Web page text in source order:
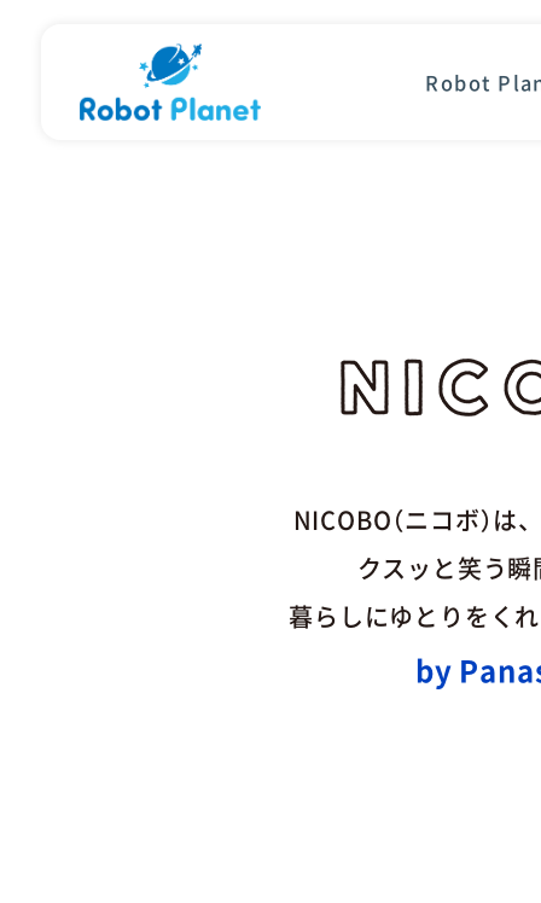
Robot
NICOBO（ニコボ）は、
クスッと笑う瞬
暮らしにゆとりをく
by